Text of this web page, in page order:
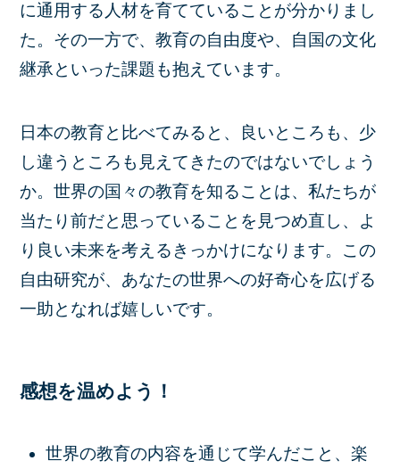
に通用する人材を育てていることが分かりまし
た。その一方で、教育の自由度や、自国の文化
継承といった課題も抱えています。
日本の教育と比べてみると、良いところも、少
し違うところも見えてきたのではないでしょう
か。世界の国々の教育を知ることは、私たちが
当たり前だと思っていることを見つめ直し、よ
り良い未来を考えるきっかけになります。この
自由研究が、あなたの世界への好奇心を広げる
一助となれば嬉しいです。
感想を温めよう！
世界の教育の内容を通じて学んだこと、楽